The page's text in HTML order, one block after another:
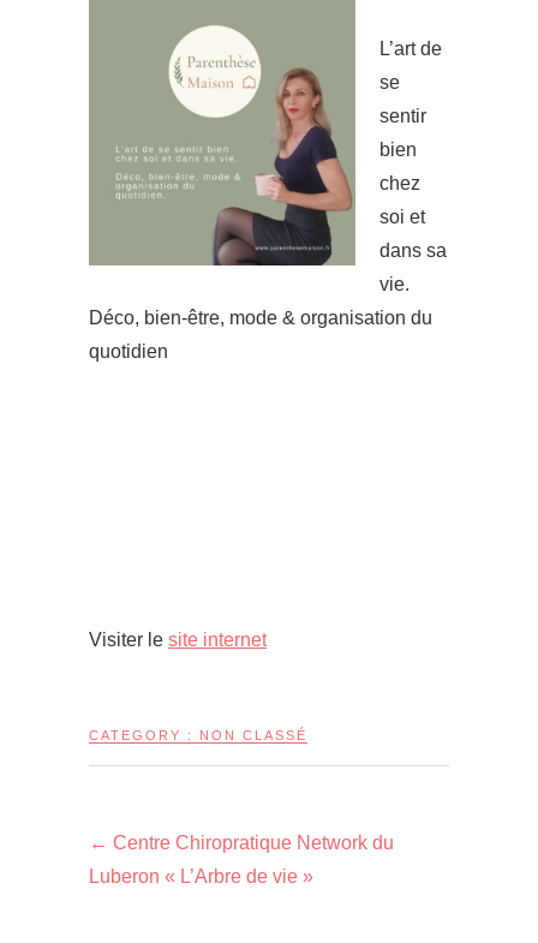
L’art de
se
sentir
bien
chez
soi et
dans sa
vie.
Déco, bien-être, mode & organisation du
quotidien
Visiter le site internet
CATEGORY : NON CLASSÉ
← Centre Chiropratique Network du
Luberon « L’Arbre de vie »